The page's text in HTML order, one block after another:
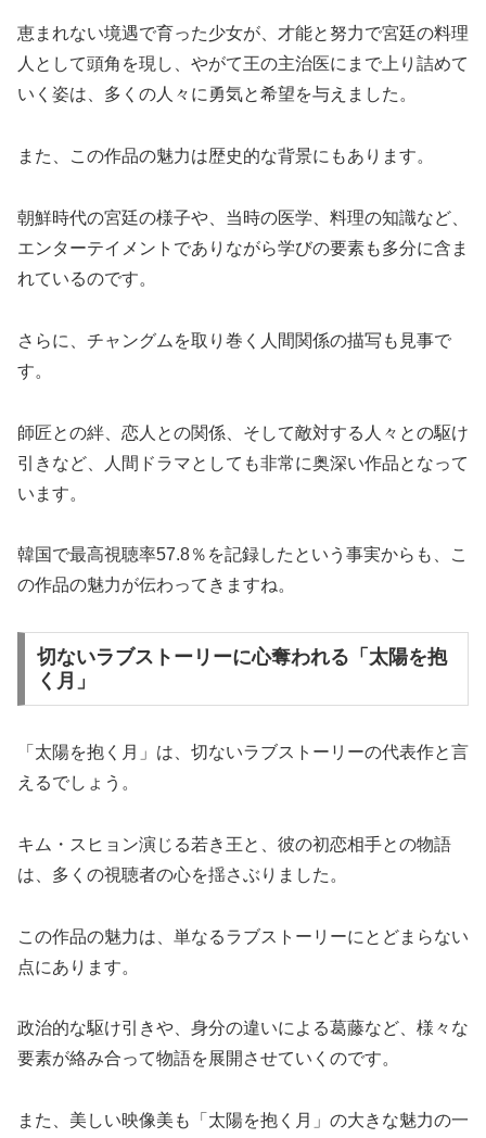
恵まれない境遇で育った少女が、才能と努力で宮廷の料理
人として頭角を現し、やがて王の主治医にまで上り詰めて
いく姿は、多くの人々に勇気と希望を与えました。
また、この作品の魅力は歴史的な背景にもあります。
朝鮮時代の宮廷の様子や、当時の医学、料理の知識など、
エンターテイメントでありながら学びの要素も多分に含ま
れているのです。
さらに、チャングムを取り巻く人間関係の描写も見事で
す。
師匠との絆、恋人との関係、そして敵対する人々との駆け
引きなど、人間ドラマとしても非常に奥深い作品となって
います。
韓国で最高視聴率57.8％を記録したという事実からも、こ
の作品の魅力が伝わってきますね。
切ないラブストーリーに心奪われる「太陽を抱
く月」
「太陽を抱く月」は、切ないラブストーリーの代表作と言
えるでしょう。
キム・スヒョン演じる若き王と、彼の初恋相手との物語
は、多くの視聴者の心を揺さぶりました。
この作品の魅力は、単なるラブストーリーにとどまらない
点にあります。
政治的な駆け引きや、身分の違いによる葛藤など、様々な
要素が絡み合って物語を展開させていくのです。
また、美しい映像美も「太陽を抱く月」の大きな魅力の一